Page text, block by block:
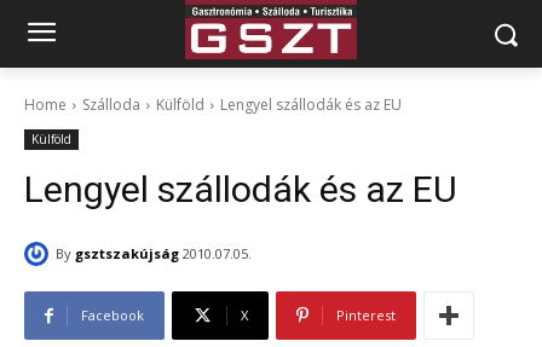
Home Szálloda Külföld Lengyel szállodák és az EU
Külföld
Lengyel szállodák és az EU
By gsztszakújság 2010.07.05.
Facebook X Pinterest